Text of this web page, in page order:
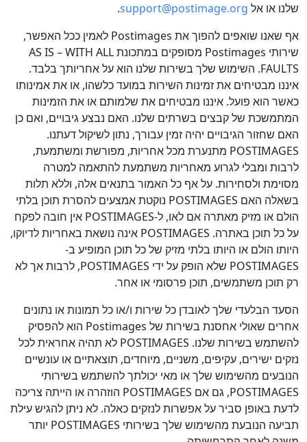
שלנו או אל support@postimage.org
.
אף שאנו שואפים להפוך את Postimages לאמין ככל האפשר,
שירותי Postimages מסופקים במתכונת AS IS – WITH ALL
FAULTS. השימוש שלך בשירות שלנו הוא על אחריותך בלבד.
איננו מבטיחים את זמינות השירות במועד כלשהו, או את אמינותו
כאשר הוא פועל. איננו מבטיחים את שלמותם או את הזמינות
המתמשכת של קבצים בשרתים שלנו. האם נבצע גיבויים, ואם כן
האם שחזור הגיבויים יהיה זמין עבורך, נתון לשיקול דעתנו.
POSTIMAGES מתנערת מכל אחריות, מפורשת ומשתמעת,
לרבות ומבלי לגרוע מאחריות משתמעת להתאמה למטרה
מסוימת ולסחירות. על אף כל האמור בתנאים אלה, וללא תלות
בשאלה האם POSTIMAGES נוקטת אמצעים להסרת תוכן בלתי
הולם או מזיק מאתרה אם לאו, ל-POSTIMAGES אין חובה לפקח
על כל תוכן באתרה. POSTIMAGES אינה נושאת באחריות לדיוקו,
היותו הולם או היותו בלתי מזיק של כל תוכן המופיע ב-
POSTIMAGES שלא הופק על ידי POSTIMAGES, לרבות אך לא
רק תוכן משתמשים, תוכן פרסומי או אחר.
הסעד הבלעדי שלך לאובדן כל שירות ו/או כל תמונות או נתונים
אחרים שאולי אחסנת בשירות של Postimages הוא להפסיק
להשתמש בשירות שלנו. POSTIMAGES לא תהיה אחראית לכל
נזקים ישירים, עקיפים, משניים, מיוחדים, תוצאתיים או עונשיים
הנובעים מהשימוש שלך או מאי יכולתך להשתמש בשירותי
POSTIMAGES, גם אם POSTIMAGES הוזהרה או הייתה צריכה
לדעת באופן סביר על אפשרות לנזקים כאלה. לא ניתן להגיש עילת
תביעה הנובעת מהשימוש שלך בשירותי POSTIMAGES יותר